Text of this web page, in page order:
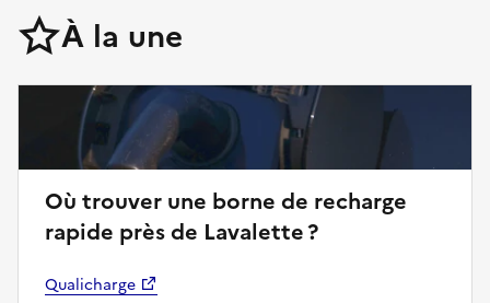
À la une
Où trouver une borne de recharge
rapide près de Lavalette ?
Qualicharge